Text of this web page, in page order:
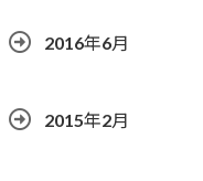
2016年6月
2015年2月